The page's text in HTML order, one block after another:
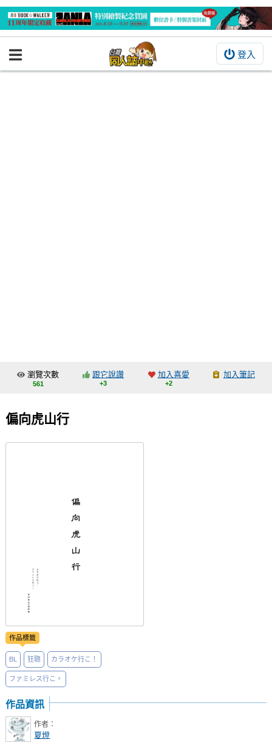
登入
BOOKY書集倉庫
交流中心
會員功能選單
瀏覽次數
561
跟它說讚
+3
加入喜愛
+2
加入筆記
偏向虎山行
作品標籤
BL 狂聰 カラオケ行こ！
ファミレス行こ。
作品資訊
作者：
夏燈